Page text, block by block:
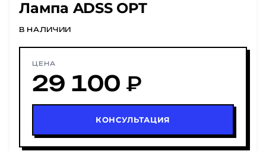
Лампа ADSS OPT
В НАЛИЧИИ
ЦЕНА
29 100 ₽
КОНСУЛЬТАЦИЯ